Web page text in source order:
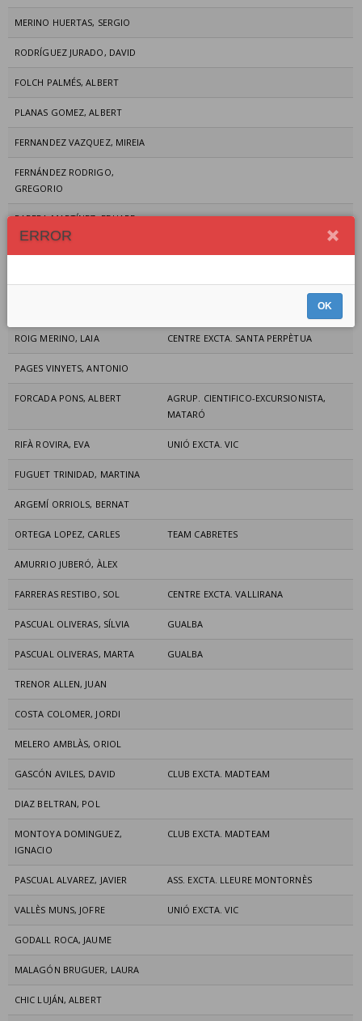
MERINO HUERTAS, SERGIO
RODRÍGUEZ JURADO, DAVID
FOLCH PALMÉS, ALBERT
PLANAS GOMEZ, ALBERT
FERNANDEZ VAZQUEZ, MIREIA
FERNÁNDEZ RODRIGO,
GREGORIO
PARERA MARTÍNEZ, EDUARD
ROIG MERINO, LAIA CENTRE EXCTA. SANTA PERPÈTUA
PAGES VINYETS, ANTONIO
FORCADA PONS, ALBERT
AGRUP. CIENTIFICO-EXCURSIONISTA,
MATARÓ
RIFÀ ROVIRA, EVA UNIÓ EXCTA. VIC
FUGUET TRINIDAD, MARTINA
ARGEMÍ ORRIOLS, BERNAT
ORTEGA LOPEZ, CARLES TEAM CABRETES
AMURRIO JUBERÓ, ÀLEX
FARRERAS RESTIBO, SOL CENTRE EXCTA. VALLIRANA
PASCUAL OLIVERAS, SÍLVIA GUALBA
PASCUAL OLIVERAS, MARTA GUALBA
TRENOR ALLEN, JUAN
COSTA COLOMER, JORDI
MELERO AMBLÀS, ORIOL
GASCÓN AVILES, DAVID CLUB EXCTA. MADTEAM
DIAZ BELTRAN, POL
MONTOYA DOMINGUEZ,
IGNACIO
CLUB EXCTA. MADTEAM
PASCUAL ALVAREZ, JAVIER ASS. EXCTA. LLEURE MONTORNÈS
VALLÈS MUNS, JOFRE UNIÓ EXCTA. VIC
GODALL ROCA, JAUME
MALAGÓN BRUGUER, LAURA
CHIC LUJÁN, ALBERT
ERROR
OK